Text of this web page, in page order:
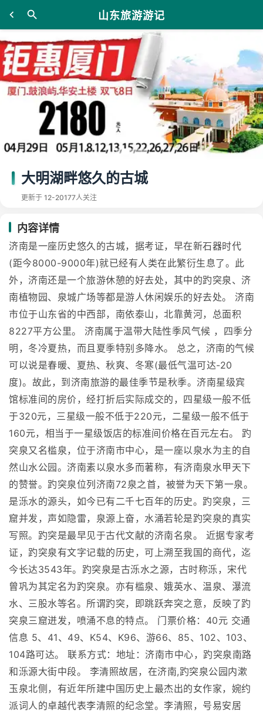
山东旅游游记
大明湖畔悠久的古城
更新于 12-20177人关注
内容详情
济南是一座历史悠久的古城，据考证，早在新石器时代
(距今8000-9000年)就已经有人类在此繁衍生息了。此
外，济南还是一个旅游休憩的好去处，其中的趵突泉、济
南植物园、泉城广场等都是游人休闲娱乐的好去处。 济南
市位于山东省的中西部，南依泰山，北靠黄河，总面积
8227平方公里。 济南属于温带大陆性季风气候 ，四季分
明，冬冷夏热，而且夏季特别多降水。 总之，济南的气候
可以说是春暖、夏热、秋爽、冬寒(最低气温可达-20
度)。故此，到济南旅游的最佳季节是秋季。济南星级宾
馆标准间的房价，经打折后实际成交的，四星级一般不低
于320元，三星级一般不低于220元，二星级一般不低于
160元，相当于一星级饭店的标准间价格在百元左右。 趵
突泉又名槛泉，位于济南市中心，是一座以泉水为主的自
然山水公园。济南素以泉水多而著称，有济南泉水甲天下
的赞誉。趵突泉位列济南72泉之首，被誉为天下第一泉。
是泺水的源头，如今已有二千七百年的历史。趵突泉，三
窟并发，声如隐雷，泉源上奋，水涌若轮是趵突泉的真实
写照。趵突是最早见于古代文献的济南名泉。 近据专家考
证，趵突泉有文字记载的历史，可上溯至我国的商代，迄
今长达3543年。趵突泉是古泺水之源，古时称泺，宋代
曾巩为其定名为趵突泉。亦有槛泉、娥英水、温泉、瀑流
水、三股水等名。所谓趵突，即跳跃奔突之意，反映了趵
突泉三窟迸发，喷涌不息的特点。 门票价格：40元 交通
信息 5、41、49、K54、K96、游66、85、102、103、
104路可达。 联系方式：地址：济南市中心，趵突泉南路
和泺源大街中段。 李清照故居，在济南,趵突泉公园内漱
玉泉北侧，有近年所建中国历史上最杰出的女作家，婉约
派词人的卓越代表李清照的纪念堂。李清照，号易安居